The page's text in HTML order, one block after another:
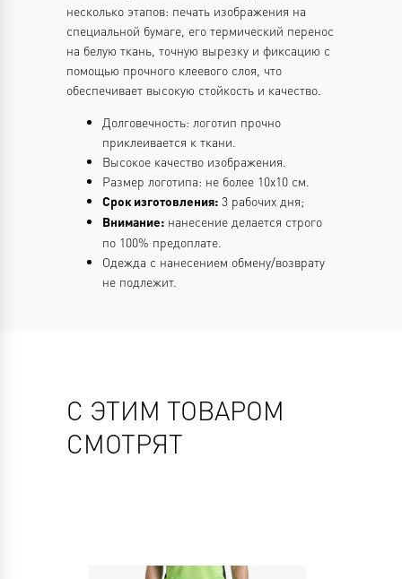
несколько этапов: печать изображения на
специальной бумаге, его термический перенос
на белую ткань, точную вырезку и фиксацию с
помощью прочного клеевого слоя, что
обеспечивает высокую стойкость и качество.
Долговечность: логотип прочно
приклеивается к ткани.
Высокое качество изображения.
Размер логотипа: не более 10х10 см.
Срок изготовления: 3 рабочих дня;
Внимание: нанесение делается строго
по 100% предоплате.
Одежда с нанесением обмену/возврату
не подлежит.
С ЭТИМ ТОВАРОМ
СМОТРЯТ